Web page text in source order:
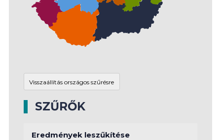
SZŰRŐK
Eredmények leszűkítése